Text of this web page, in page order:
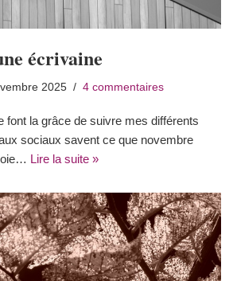
écrivaine
2025 4 commentaires
font la grâce de suivre mes différents
sociaux savent ce que novembre
Lire la suite »